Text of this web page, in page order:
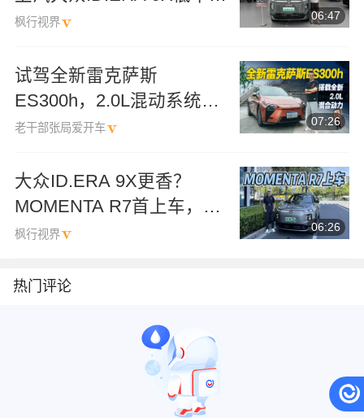
配如何选？
枫行视界
06:47
试驾全新雷克萨斯
ES300h，2.0L混动系统动
力过关
老干部张局爱开车
07:26
大众ID.ERA 9X更香？
MOMENTA R7首上车，实
测未来的驾驶辅助！
枫行视界
06:26
热门评论